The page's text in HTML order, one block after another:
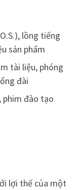
lồng tiếng
sản phẩm
tài liệu, phóng
đài
phim đào tạo
lợi thế của một